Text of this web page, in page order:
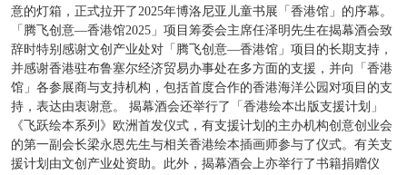
意的灯箱，正式拉开了2025年博洛尼亚儿童书展「香港馆」的序幕。
「腾飞创意—香港馆2025」项目筹委会主席任泽明先生在揭幕酒会致
辞时特别感谢文创产业处对「腾飞创意—香港馆」项目的长期支持，
并感谢香港驻布鲁塞尔经济贸易办事处在多方面的支援，并向「香港
馆」各参展商与支持机构，包括首度合作的香港海洋公园对项目的支
持，表达由衷谢意。 揭幕酒会还举行了「香港绘本出版支援计划」
《飞跃绘本系列》欧洲首发仪式，有支援计划的主办机构创意创业会
的第一副会长梁永恩先生与相关香港绘本插画师参与了仪式。有关支
援计划由文创产业处资助。此外，揭幕酒会上亦举行了书籍捐赠仪